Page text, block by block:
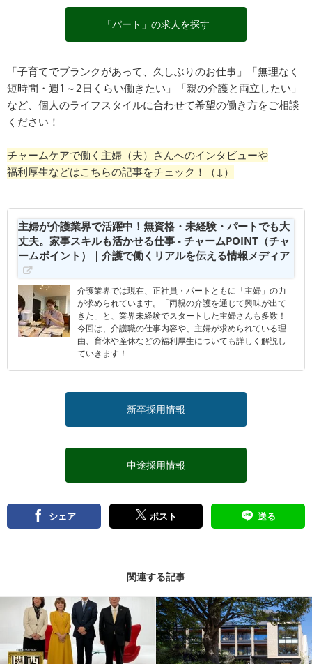
「パート」の求人を探す
「子育てでブランクがあって、久しぶりのお仕事」「無理なく
短時間・週1～2日くらい働きたい」「親の介護と両立したい」
など、個人のライフスタイルに合わせて希望の働き方をご相談
ください！
チャームケアで働く主婦（夫）さんへのインタビューや
福利厚生などはこちらの記事をチェック！（↓）
主婦が介護業界で活躍中！無資格・未経験・パートでも大
丈夫。家事スキルも活かせる仕事 - チャームPOINT（チャ
ームポイント）｜介護で働くリアルを伝える情報メディア
介護業界では現在、正社員・パートともに「主婦」の力
が求められています。「両親の介護を通じて興味が出て
きた」と、業界未経験でスタートした主婦さんも多数！
今回は、介護職の仕事内容や、主婦が求められている理
由、育休や産休などの福利厚生についても詳しく解説し
ていきます！
新卒採用情報
中途採用情報
シェア ポスト 送る
関連する記事
記事を読む